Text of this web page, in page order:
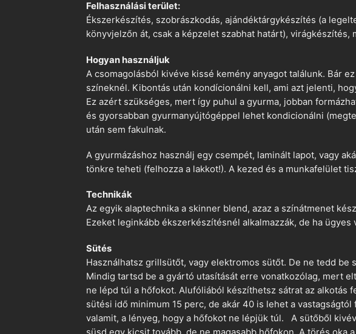
Felhasználási terület:
Ékszerkészítés, szobrászkodás, ajándéktárgykészítés (a
könyvjelzőn át, csak a képzelet szabhat határt), virágkészítés,
Hogyan használjuk
A csomagolásból kivéve kissé kemény anyagot találunk. Bár
színeknél. Kibontás után kondícionálni kell, ami azt jelenti,
Ez azért szükséges, mert így puhul a gyurma, jobban
és gyorsabban gyurmanyújtógéppel lehet kondicionálni
után sem fakulnak.
A gyurmázáshoz használj egy csempét, laminált lapot, vagy
tönkre teheti (felhozza a lakkot!). A kezed és a munkafelület
Technikák
Az egyik alaptechnika a skinner blend, azaz a színátmenet
Ezeket leginkább ékszerkészítésnél alkalmazzák, de ha
Sütés
Használhatsz grillsütőt, vagy elektromos sütőt. De ne tedd
Mindig tartsd be a gyártó utasítását erre vonatkozólag, mert
ne lépd túl a hőfokot. Alufóliából készíthetsz sátrat az
sütési idő minimum 15 perc, de akár 40 is lehet a
valamit, a lényeg, hogy a hőfokot ne lépjük túl. A sütőből